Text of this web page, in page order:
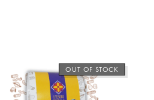
OUT OF STOCK